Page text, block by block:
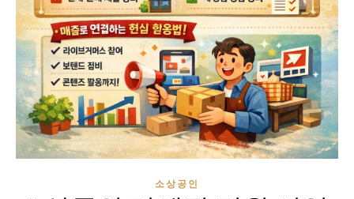
소상공인